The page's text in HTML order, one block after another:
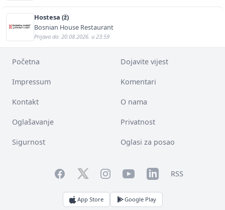
Hostesa (ž)
Bosnian House Restaurant
Prijava do: 20.08.2026. u 23:59
Početna Dojavite vijest
Impressum Komentari
Kontakt O nama
Oglašavanje Privatnost
Sigurnost Oglasi za posao
FacebookTwitterInstagramYouTubeLinkedInRSS
App Store Google Play